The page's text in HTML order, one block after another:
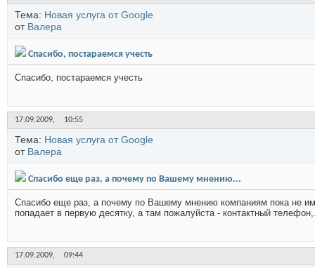
Тема: Новая услуга от Google
от Валера
Cпасибо, постараемся учесть
Cпасибо, постараемся учесть
17.09.2009, 10:55
Тема: Новая услуга от Google
от Валера
Спасибо еще раз, а почему по Вашему мнению...
Спасибо еще раз, а почему по Вашему мнению компаниям пока не
попадает в первую десятку, а там пожалуйста - контактный
17.09.2009, 09:44